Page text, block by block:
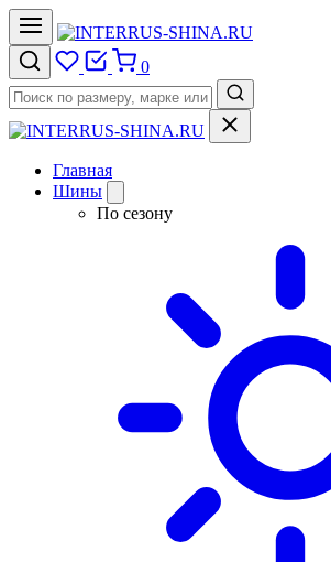
0
Главная
Шины
По сезону